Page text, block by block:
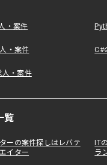
・案件
・案件 C#
人・案件
覧
ーの案件探しはレバテ
イター
IT
ラ